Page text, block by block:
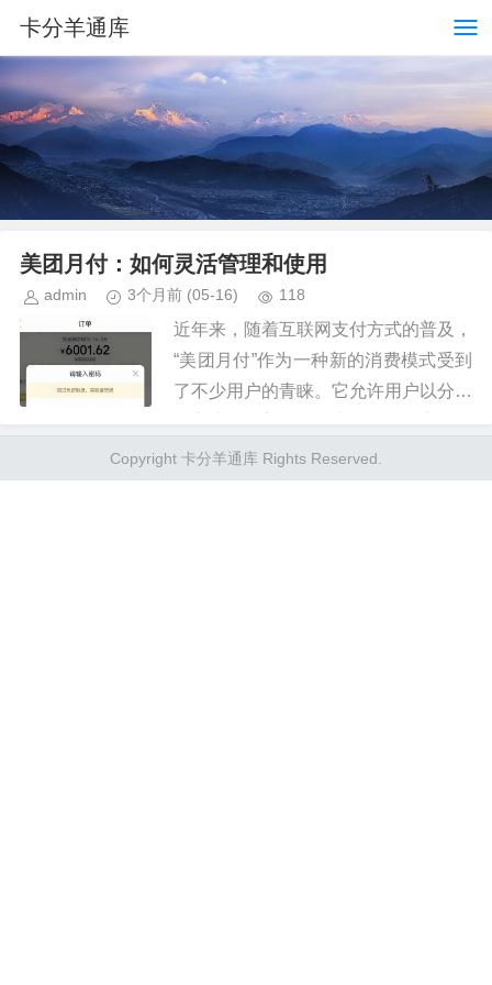
卡分羊通库
美团月付：如何灵活管理和使用
admin 3个月前 (05-16) 118
近年来，随着互联网支付方式的普及，
“美团月付”作为一种新的消费模式受到
了不少用户的青睐。它允许用户以分期
减轻了一次性付款的压力。然而，有些
用户可能遇到了如何提取“美团...
Copyright 卡分羊通库 Rights Reserved.